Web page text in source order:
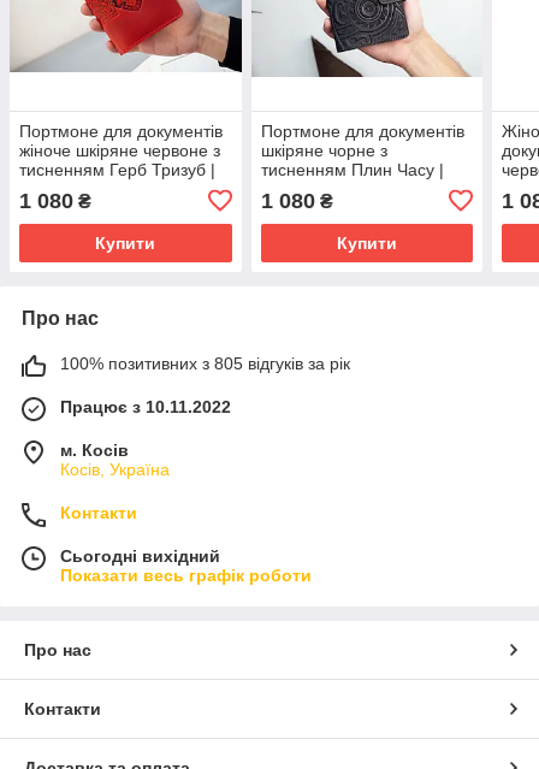
Портмоне для документів
жіноче шкіряне червоне з
тисненням Герб Тризуб |
паспорта, військового
1 080 ₴
Купити
Портмоне для документів
шкіряне чорне з
тисненням Плин Часу |
паспорта, військового
1 080₴
Купити
1
Про нас
100% позитивних з 805 відгуків за рік
Працює з 10.11.2022
м. Косів
Косів, Україна
Контакти
Сьогодні вихідний
Показати весь графік роботи
Про нас
Контакти